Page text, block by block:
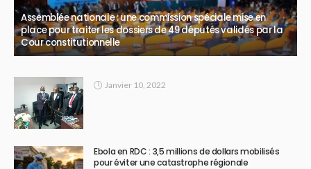
Assemblée nationale : une commission spéciale mise en
place pour traiter les dossiers de 49 députés validés par la
Cour constitutionnelle
Janvier 10, 2022
Ebola en RDC : 3,5 millions de dollars mobilisés
pour éviter une catastrophe régionale